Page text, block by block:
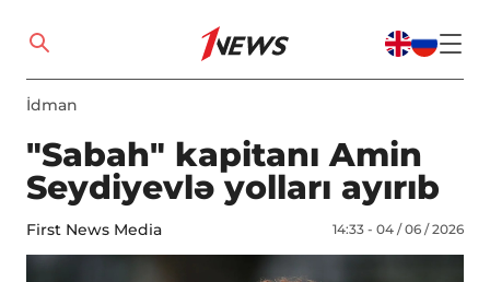
İdman
"Sabah" kapitanı Amin
Seydiyevlə yolları ayırıb
First News Media 14:33 - 04 / 06 / 2026